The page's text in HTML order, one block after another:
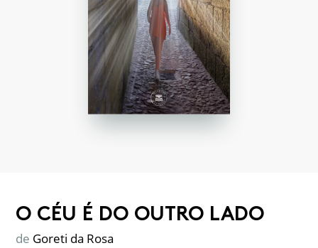
O CÉU É DO OUTRO LADO
de Goreti da Rosa